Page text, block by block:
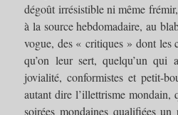
dégoût irrésistible ni même
à la source hebdomadaire, au
vogue, des « critiques » dont les
qu’on leur sert, quelqu’un qui
jovialité, conformistes et petit-
autant dire l’illettrisme mondain,
soirées mondaines qualifiées